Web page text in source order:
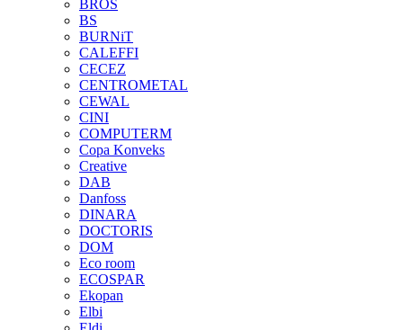
BROS
BS
BURNiT
CALEFFI
CECEZ
CENTROMETAL
CEWAL
CINI
COMPUTERM
Copa Konveks
Creative
DAB
Danfoss
DINARA
DOCTORIS
DOM
Eco room
ECOSPAR
Ekopan
Elbi